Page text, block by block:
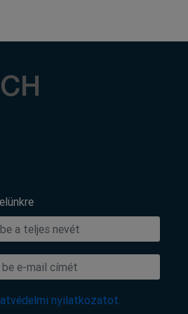
nyilatkozatot.